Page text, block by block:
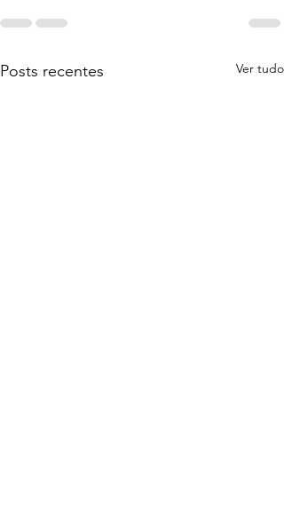
Posts recentes Ver tudo